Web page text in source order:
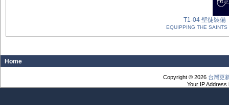
T1-04 聖徒
EQUIPPING THE
Home
Copyright © 2026 台灣更
Your IP Address